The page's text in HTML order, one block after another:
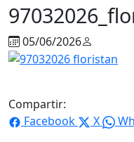
05/06/2026
Compartir:
Facebook
X